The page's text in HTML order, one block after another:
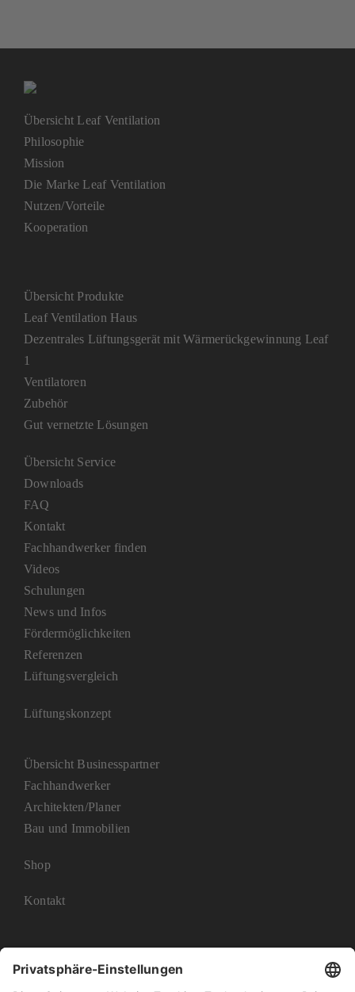
Übersicht Leaf Ventilation
Philosophie
Mission
Die Marke Leaf Ventilation
Nutzen/Vorteile
Kooperation
Übersicht Produkte
Leaf Ventilation Haus
Dezentrales Lüftungsgerät mit Wärmerückgewinnung Leaf
1
Ventilatoren
Zubehör
Gut vernetzte Lösungen
Übersicht Service
Downloads
FAQ
Kontakt
Fachhandwerker finden
Videos
Schulungen
News und Infos
Fördermöglichkeiten
Referenzen
Lüftungsvergleich
Lüftungskonzept
Übersicht Businesspartner
Fachhandwerker
Architekten/Planer
Bau und Immobilien
Shop
Kontakt